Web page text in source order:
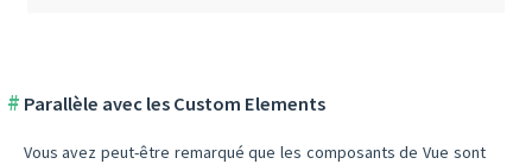
Parallèle avec les Custom Elements
Vous avez peut-être remarqué que les composants de Vue sont